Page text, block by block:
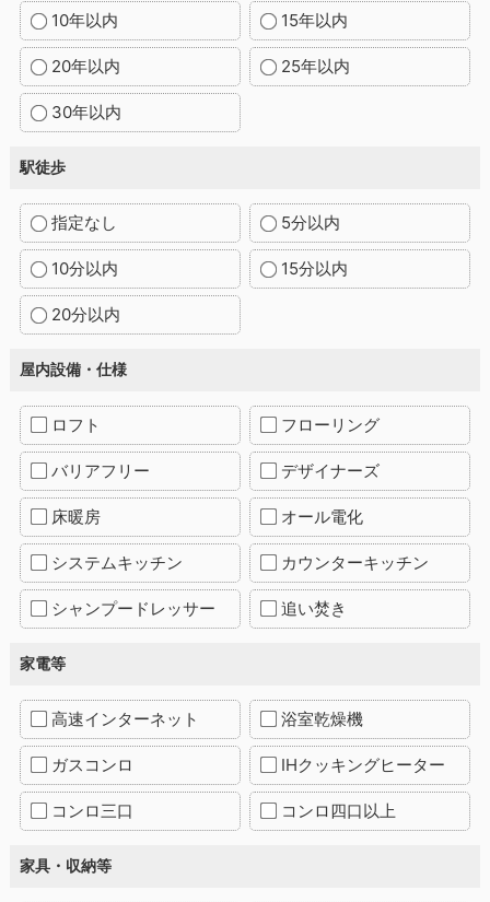
10年以内 15年以内
20年以内 25年以内
30年以内
駅徒歩
指定なし 5分以内
10分以内 15分以内
20分以内
屋内設備・仕様
ロフト フローリング
バリアフリー デザイナーズ
床暖房 オール電化
システムキッチン カウンターキッチン
シャンプードレッサー 追い焚き
家電等
高速インターネット 浴室乾燥機
ガスコンロ IHクッキングヒーター
コンロ三口 コンロ四口以上
家具・収納等